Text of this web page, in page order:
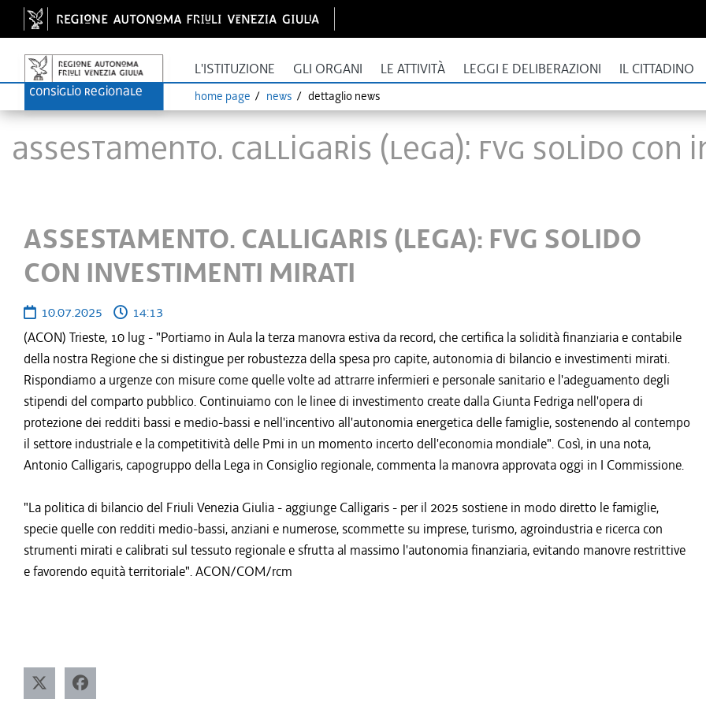
L'ISTITUZIONE GLI ORGANI LE ATTIVITÀ LEGGI E DELIBERAZIONI IL CITTADINO
home page news dettaglio news
ASSESTAMENTO. CALLIGARIS (LEGA): FVG SOLIDO
ASSESTAMENTO. CALLIGARIS (LEGA): FVG SOLIDO
CON INVESTIMENTI MIRATI
10.07.2025
14:13
(ACON) Trieste, 10 lug - "Portiamo in Aula la terza manovra estiva da record, che certifica la solidità finanziaria e contabile
della nostra Regione che si distingue per robustezza della spesa pro capite, autonomia di bilancio e investimenti mirati.
Rispondiamo a urgenze con misure come quelle volte ad attrarre infermieri e personale sanitario e l'adeguamento degli
stipendi del comparto pubblico. Continuiamo con le linee di investimento create dalla Giunta Fedriga nell'opera di
protezione dei redditi bassi e medio-bassi e nell'incentivo all'autonomia energetica delle famiglie, sostenendo al contempo
il settore industriale e la competitività delle Pmi in un momento incerto dell'economia mondiale". Così, in una nota,
Antonio Calligaris, capogruppo della Lega in Consiglio regionale, commenta la manovra approvata oggi in I Commissione.
"La politica di bilancio del Friuli Venezia Giulia - aggiunge Calligaris - per il 2025 sostiene in modo diretto le famiglie,
specie quelle con redditi medio-bassi, anziani e numerose, scommette su imprese, turismo, agroindustria e ricerca con
strumenti mirati e calibrati sul tessuto regionale e sfrutta al massimo l'autonomia finanziaria, evitando manovre restrittive
e favorendo equità territoriale". ACON/COM/rcm